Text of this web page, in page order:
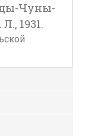
Чуны-
1931.